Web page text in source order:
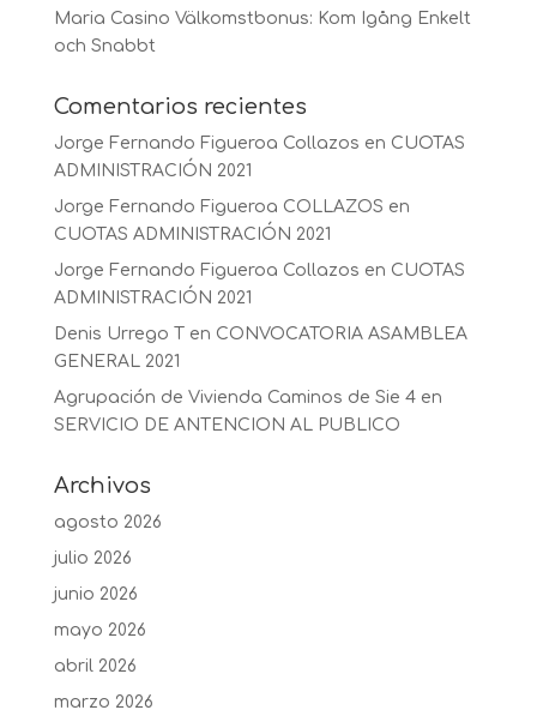
Maria Casino Välkomstbonus: Kom Igång Enkelt
och Snabbt
Comentarios recientes
Jorge Fernando Figueroa Collazos en CUOTAS
ADMINISTRACIÓN 2021
Jorge Fernando Figueroa COLLAZOS en
CUOTAS ADMINISTRACIÓN 2021
Jorge Fernando Figueroa Collazos en CUOTAS
ADMINISTRACIÓN 2021
Denis Urrego T
en CONVOCATORIA ASAMBLEA
GENERAL 2021
Agrupación de Vivienda Caminos de Sie 4en
SERVICIO DE ANTENCION AL PUBLICO
Archivos
agosto 2026
julio 2026
junio 2026
mayo 2026
abril 2026
marzo 2026